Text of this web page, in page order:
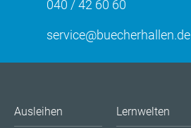
040 / 42 60 60
service@buecherhallen.de
Ausleihen Lernwelten